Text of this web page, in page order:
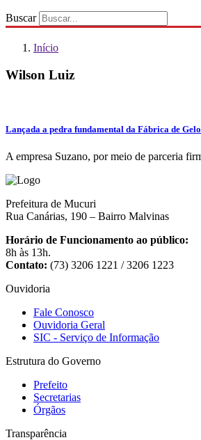
Buscar
Início
Wilson Luiz
Lançada a pedra fundamental da Fábrica de
A empresa Suzano, por meio de parceria
Prefeitura de Mucuri
Rua Canárias, 190 – Bairro Malvinas
Horário de Funcionamento ao público:
8h às 13h.
Contato: (73) 3206 1221 / 3206 1223
Ouvidoria
Fale Conosco
Ouvidoria Geral
SIC - Serviço de Informação
Estrutura do Governo
Prefeito
Secretarias
Órgãos
Transparência